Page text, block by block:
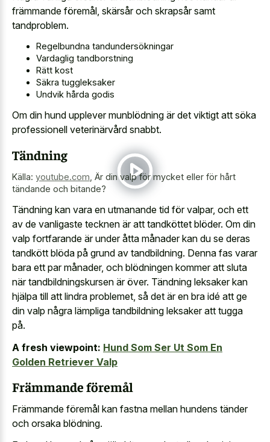
främmande föremål, skärsår och skrapsår samt
tandproblem.
Regelbundna tandundersökningar
Vardaglig tandborstning
Rätt kost
Säkra tuggleksaker
Undvik hårda godis
Om din hund upplever munblödning är det viktigt att söka
professionell veterinärvård snabbt.
Tändning
Källa: youtube.com Är din valp för mycket eller för hårt
tändande och bitande?
Tändning kan vara en utmanande tid för valpar, och ett
av de vanligaste tecknen är att tandköttet blöder. Om din
valp fortfarande är under åtta månader kan du se deras
tandkött blöda på grund av tandbildning. Denna fas varar
bara ett par månader, och blödningen kommer att sluta
när tandbildningskursen är över. Tändning leksaker kan
hjälpa till att lindra problemet, så det är en bra idé att ge
din valp några lämpliga tandbildning leksaker att tugga
på.
A fresh viewpoint: Hund Som Ser Ut Som En
Golden Retriever Valp
Främmande föremål
Främmande föremål kan fastna mellan hundens tänder
och orsaka blödning.